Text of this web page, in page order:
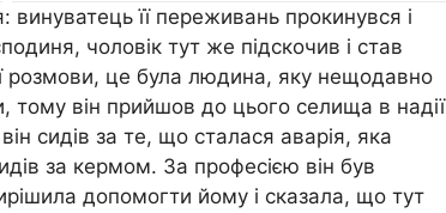
її переживань прокинувся і
чоловік тут же підскочив і став
розмови, це була людина, яку нещодавно
тому він прийшов до цього селища в надії
сидів за те, що сталася аварія, яка
за кермом. За професією він був
допомогти йому і сказала, що тут